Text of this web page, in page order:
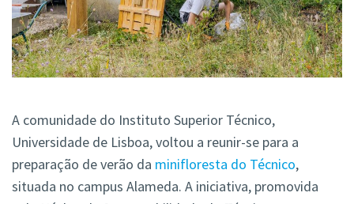
A comunidade do Instituto Superior Técnico,
Universidade de Lisboa, voltou a reunir-se para a
preparação de verão da minifloresta do Técnico,
situada no campus Alameda. A iniciativa, promovida